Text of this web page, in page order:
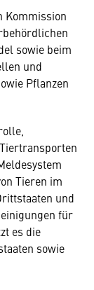
Kommission
sowie beim
und
Pflanzen
Tieren im
und
für
es die
sowie